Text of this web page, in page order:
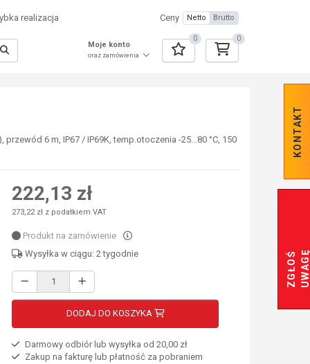
realizacja Ceny Netto Brutto
Moje konto
oraz zamówienia
0 0
KONTAKT
Z
G
Ł
O
Ś
U
W
A
GĘ
6 m, IP67 / IP69K, temp.otoczenia -25...80 °C, 150
222,13 zł
273,22 zł z podatkiem VAT
Produkt na zamówienie
Wysyłka w ciągu: 2 tygodnie
DODAJ DO KOSZYKA
Darmowy odbiór lub wysyłka od 20,00 zł
Zakup na fakturę lub płatność za pobraniem